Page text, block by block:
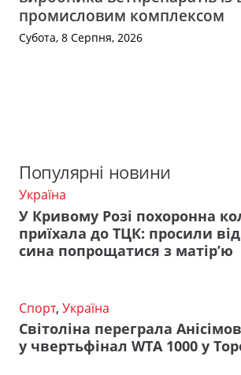
промисловим комплексом
Субота, 8 Серпня, 2026
Популярні новини
Україна
У Кривому Розі похоронна
приїхала до ТЦК: просили
сина попрощатися з матір’ю
Спорт, Україна
Світоліна переграла
у чвертьфінал WTA 1000 у